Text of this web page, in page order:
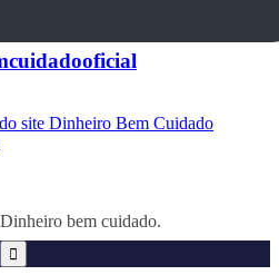
site Dinheiro Bem Cuidado
bem cuidado.